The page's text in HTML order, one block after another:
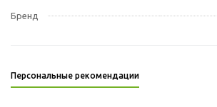
Бренд
Персональные рекомендации